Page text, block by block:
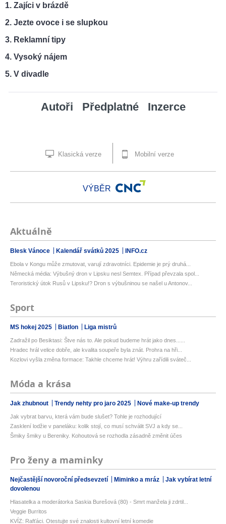
Zajíci v brázdě
Jezte ovoce i se slupkou
Reklamní tipy
Vysoký nájem
V divadle
Autoři Předplatné Inzerce
Klasická verze Mobilní verze
VÝBĚR
Aktuálně
Blesk Vánoce Kalendář svátků 2025 INFO.cz
Ebola v Kongu může zmutovat, varují zdravotníci. Epidemie je prý druhá...
Německá média: Výbušný dron v Lipsku nesl Semtex. Případ převzala spol...
Teroristický útok Rusů v Lipsku!? Dron s výbušninou se našel u Antonov...
Sport
MS hokej 2025 Biatlon Liga mistrů
Zadražil po Besiktasi: Štve nás to. Ale pokud budeme hrát jako dnes......
Hradec hrál velice dobře, ale kvalita soupeře byla znát. Prohra na hři...
Kozlovi vyšla změna formace: Takhle chceme hrát! Výhru zařídili sváteč...
Móda a krása
Jak zhubnout Trendy nehty pro jaro 2025 Nové make-up trendy
Jak vybrat barvu, která vám bude slušet? Tohle je rozhodující
Zasklení lodžie v paneláku: kolik stojí, co musí schválit SVJ a kdy se...
Šmiky šmiky u Bereniky. Kohoutová se rozhodla zásadně změnit účes
Pro ženy a maminky
Nejčastější novoroční předsevzetí Miminko a mráz
Jak vybírat letní
dovolenou
Hlasatelka a moderátorka Saskia Burešová (80) - Smrt manžela ji zdrtil...
Veggie Burritos
KVÍZ: Rafťáci. Otestujte své znalosti kultovní letní komedie